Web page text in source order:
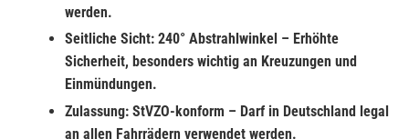
werden.
Seitliche Sicht: 240° Abstrahlwinkel – Erhöhte
Sicherheit, besonders wichtig an Kreuzungen und
Einmündungen.
Zulassung: StVZO-konform – Darf in Deutschland legal
an allen Fahrrädern verwendet werden.